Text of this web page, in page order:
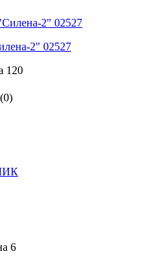
2" 02527
120
(0)
6